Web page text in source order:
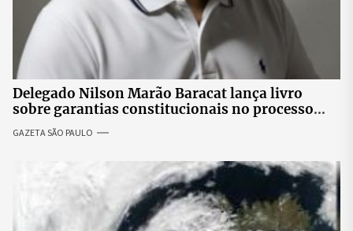
Delegado Nilson Marão Baracat lança livro
sobre garantias constitucionais no processo
penal brasileiro
GAZETA SÃO PAULO